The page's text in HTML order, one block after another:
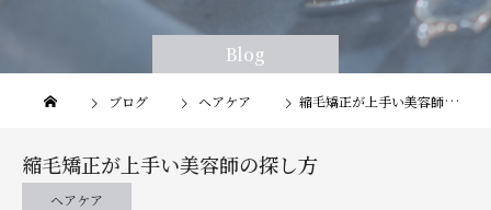
Blog
Blog
ブログ ヘアケア 縮毛矯正が上手い美容師の探し方
縮毛矯正が上手い美容師の探し方
ヘアケア